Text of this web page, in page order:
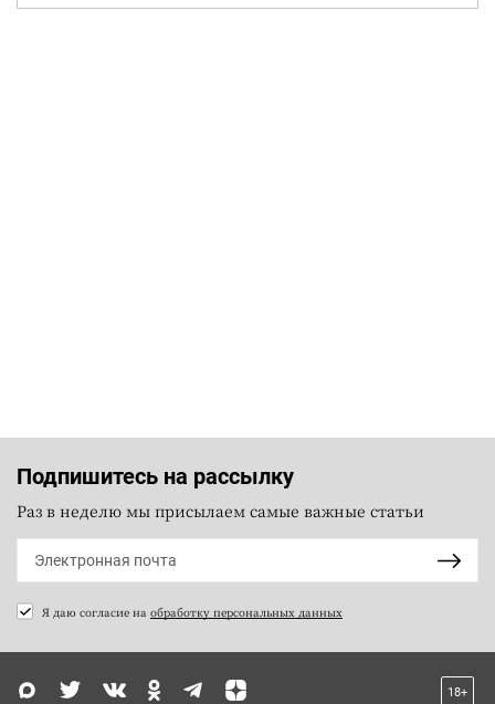
Подпишитесь на рассылку
Раз в неделю мы присылаем самые важные статьи
Я даю согласие на обработку персональных данных
18+